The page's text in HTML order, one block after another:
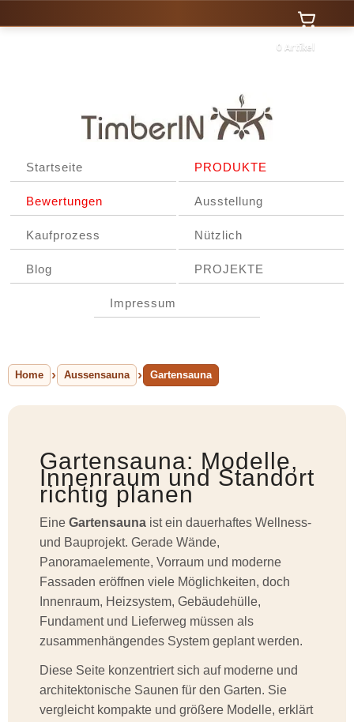
0 Artikel
Startseite PRODUKTE
Bewertungen Ausstellung
Kaufprozess Nützlich
Blog PROJEKTE
Impressum
Home Aussensauna Gartensauna
Gartensauna: Modelle,
Innenraum und Standort
richtig planen
Eine Gartensauna ist ein dauerhaftes Wellness-
und Bauprojekt. Gerade Wände,
Panoramaelemente, Vorraum und moderne
Fassaden eröffnen viele Möglichkeiten, doch
Innenraum, Heizsystem, Gebäudehülle,
Fundament und Lieferweg müssen als
zusammenhängendes System geplant werden.
Diese Seite konzentriert sich auf moderne und
architektonische Saunen für den Garten. Sie
vergleicht kompakte und größere Modelle, erklärt